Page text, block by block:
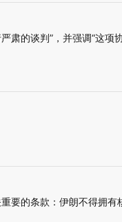
肃的谈判”，并强调“这
要的条款：伊朗不得拥有